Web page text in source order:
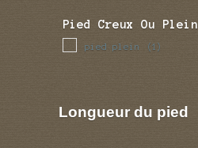
Pied Creux Ou Plein
pied plein (1)
Longueur du pied